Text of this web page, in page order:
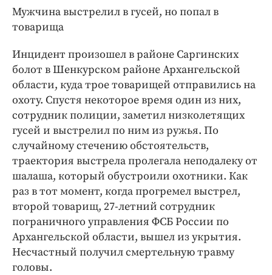
ДоброЦентр
Голодный шпион
Мужчина выстрелил в гусей, но попал в
товарища
Инцидент произошел в районе Саргинских
болот в Шенкурском районе Архангельской
области, куда трое товарищей отправились на
охоту. Спустя некоторое время один из них,
сотрудник полиции, заметил низколетящих
гусей и выстрелил по ним из ружья. По
случайному стечению обстоятельств,
траектория выстрела пролегала неподалеку от
шалаша, который обустроили охотники. Как
раз в тот момент, когда прогремел выстрел,
второй товарищ, 27-летний сотрудник
пограничного управления ФСБ России по
Архангельской области, вышел из укрытия.
Несчастный получил смертельную травму
головы.